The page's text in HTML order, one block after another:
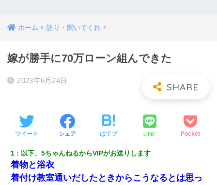
ホーム 語り・聞いてくれ
嫁が勝手に70万ローン組んできた
2023年6月24日
ツイート シェア はてブ LINE Pocket
1 以下、5ちゃんねるからVIPがお送りします
着物と浴衣
着付け教室通いだしたときからこうなるとは思っ